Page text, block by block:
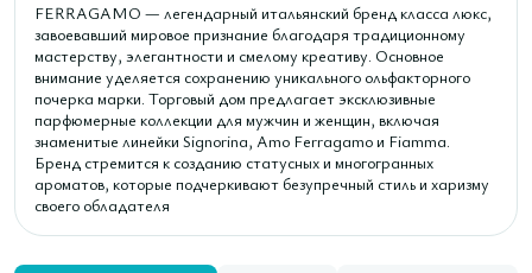
FERRAGAMO — легендарный итальянский бренд класса люкс,
завоевавший мировое признание благодаря традиционному
мастерству, элегантности и смелому креативу. Основное
внимание уделяется сохранению уникального ольфакторного
почерка марки. Торговый дом предлагает эксклюзивные
парфюмерные коллекции для мужчин и женщин, включая
знаменитые линейки Signorina, Amo Ferragamo и Fiamma.
Бренд стремится к созданию статусных и многогранных
ароматов, которые подчеркивают безупречный стиль и харизму
своего обладателя